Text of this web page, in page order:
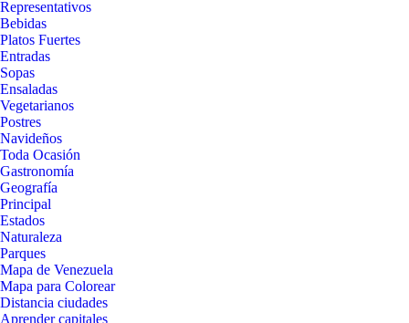
Representativos
Bebidas
Platos Fuertes
Entradas
Sopas
Ensaladas
Vegetarianos
Postres
Navideños
Toda Ocasión
Gastronomía
Geografía
Principal
Estados
Naturaleza
Parques
Mapa de Venezuela
Mapa para Colorear
Distancia ciudades
Aprender capitales